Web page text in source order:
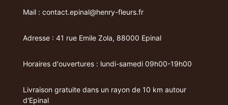
Mail : contact.epinal@henry-fleurs.fr
Adresse : 41 rue Emile Zola, 88000 Epinal
Horaires d'ouvertures : lundi-samedi 09h00-19h00
Livraison gratuite dans un rayon de 10 km autour
d'Epinal